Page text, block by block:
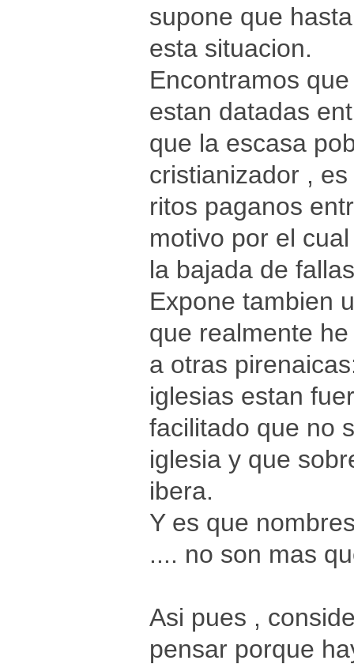
supone que
esta situacion.
Encontramos
estan datadas
que la escasa
cristianizador ,
ritos paganos
motivo por el
la bajada de
Expone tambien
que realmente
a otras
iglesias estan
facilitado que no
iglesia y que
ibera.
Y es que
.... no son mas
Asi pues ,
pensar porque